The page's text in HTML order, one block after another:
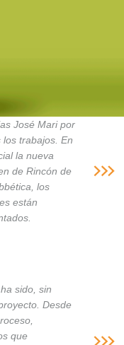
José Mari por
los trabajos. En
la nueva
de Rincón de
los
están
sido, sin
Desde
que